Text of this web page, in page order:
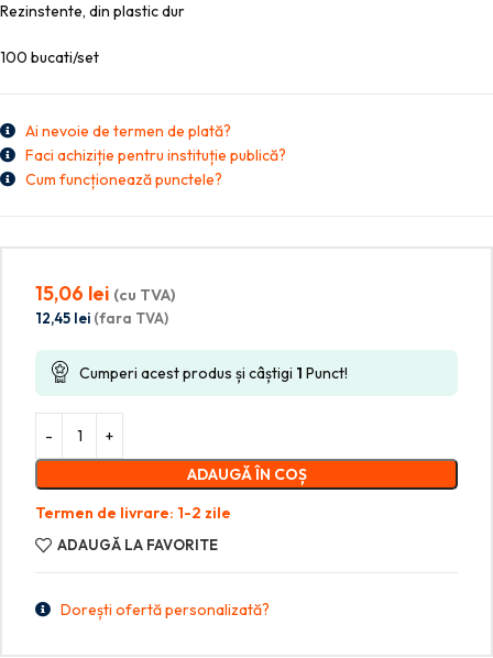
Rezinstente, din plastic dur
100 bucati/set
Ai nevoie de termen de plată?
Faci achiziție pentru instituție publică?
Cum funcționează punctele?
15,06 lei (cu TVA)
12,45 lei (fara TVA)
Cumperi acest produs și câștigi 1 Punct!
ADAUGĂ ÎN COȘ
Termen de livrare: 1-2 zile
ADAUGĂ LA FAVORITE
Dorești ofertă personalizată?